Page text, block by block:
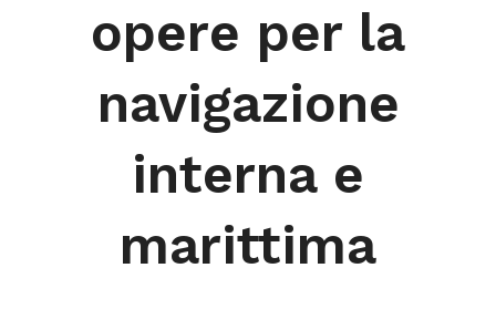
opere per la
navigazione
interna e
marittima